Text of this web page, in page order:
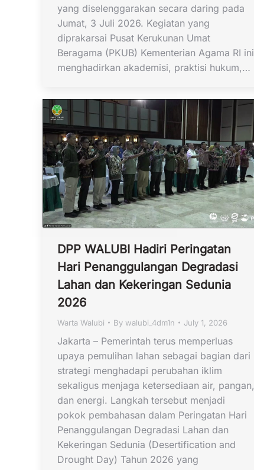
yang diselenggarakan secara daring pada
Jumat, 3 Juli 2026. Kegiatan yang
diprakarsai Pusat Kerukunan Umat
Beragama (PKUB) Kementerian Agama RI ini
menghadirkan akademisi, praktisi hukum,…
DPP WALUBI Hadiri Peringatan
Hari Penanggulangan Degradasi
Lahan dan Kekeringan Sedunia
2026
Warta Walubi By walubi_4dm1n July 1, 2026
Jakarta – Pemerintah terus memperluas
upaya pemulihan lahan sebagai bagian dari
strategi menghadapi perubahan iklim
sekaligus menjaga ketersediaan air, pangan,
dan energi. Langkah tersebut menjadi
pokok pembahasan dalam Peringatan Hari
Penanggulangan Degradasi Lahan dan
Kekeringan Sedunia (Desertification and
Drought Day) Tahun 2026 yang